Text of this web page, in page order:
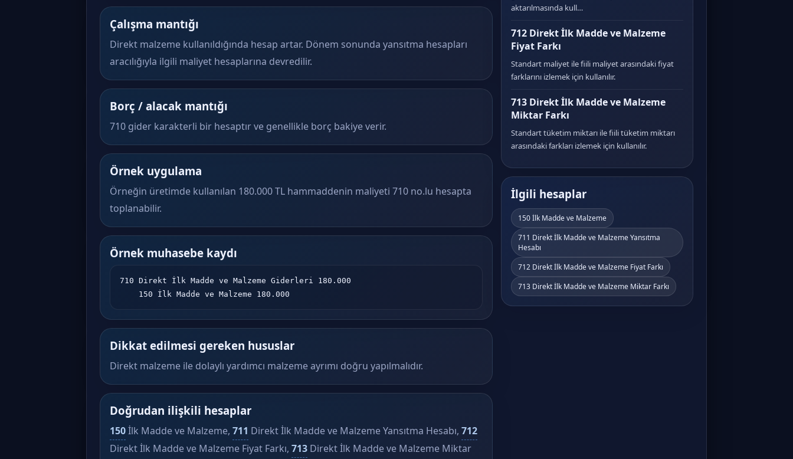
Çalışma mantığı
Direkt malzeme kullanıldığında hesap artar. Dönem sonunda yansıtma hesapları
aracılığıyla ilgili maliyet hesaplarına devredilir.
Borç / alacak mantığı
710 gider karakterli bir hesaptır ve genellikle borç bakiye verir.
Örnek uygulama
Örneğin üretimde kullanılan 180.000 TL hammaddenin maliyeti 710 no.lu hesapta
toplanabilir.
Örnek muhasebe kaydı
710 Direkt İlk Madde ve Malzeme Giderleri 180.000
    150 İlk Madde ve Malzeme 180.000
Dikkat edilmesi gereken hususlar
Direkt malzeme ile dolaylı yardımcı malzeme ayrımı doğru yapılmalıdır.
Doğrudan ilişkili hesaplar
150İlk Madde ve Malzeme, 711 Direkt İlk Madde ve Malzeme Yansıtma Hesabı, 712
Direkt İlk Madde ve Malzeme Fiyat Farkı, 713 Direkt İlk Madde ve Malzeme Miktar
aktarılmasında kull…
712 Direkt İlk Madde ve Malzeme
Fiyat Farkı
Standart maliyet ile fiili maliyet arasındaki fiyat
farklarını izlemek için kullanılır.
713 Direkt İlk Madde ve Malzeme
Miktar Farkı
Standart tüketim miktarı ile fiili tüketim miktarı
arasındaki farkları izlemek için kullanılır.
İlgili hesaplar
150 İlk Madde ve Malzeme
711 Direkt İlk Madde ve Malzeme Yansıtma
Hesabı
712 Direkt İlk Madde ve Malzeme Fiyat Farkı
713 Direkt İlk Madde ve Malzeme Miktar Farkı